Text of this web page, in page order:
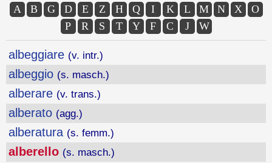
A B G D E Z H Q I K L M N X
O
P
R S T Y F C J W
albeggiare (v. intr.)
albeggio (s. masch.)
alberare (v. trans.)
alberato (agg.)
alberatura (s. femm.)
alberello (s. masch.)